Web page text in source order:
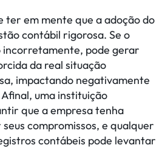
ter em mente que a adoção do
contábil rigorosa. Se o
pode gerar
da real situação
impactando negativamente
uma instituição
que a empresa tenha
compromissos, e qualquer
contábeis pode levantar